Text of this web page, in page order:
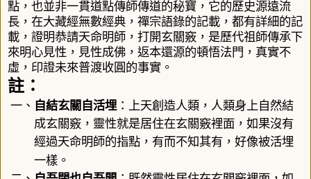
點，也並非一貫道點傳師傳道的秘寶，它的歷史源遠流
長，在大藏經無數經典，禪宗語錄的記載，都有詳細的記
載，證明恭請天命明師，打開玄關竅，是歷代祖師傳承下
來明心見性，見性成佛，返本還源的頓悟法門，真實不
虛， 印證未來普渡收圓的事實 。
註：
一、 自結玄關自活埋： 上天創造人類，人類身上自然結
成玄關竅，靈性就是居住在玄關竅裡面，如果沒有
經過天命明師的指點，有而不知其有，好像被活埋
一樣。